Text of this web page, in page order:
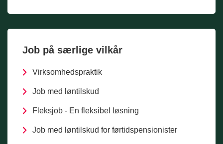
Job på særlige vilkår
Virksomhedspraktik
Job med løntilskud
Fleksjob - En fleksibel løsning
Job med løntilskud for førtidspensionister